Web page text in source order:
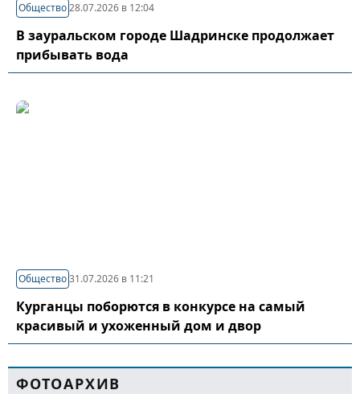
Общество28.07.2026 в 12:04
В зауральском городе Шадринске продолжает
прибывать вода
Общество31.07.2026 в 11:21
Курганцы поборются в конкурсе на самый
красивый и ухоженный дом и двор
ФОТОАРХИВ